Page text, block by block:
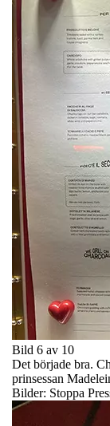
Bild 6 av 10
Det började bra.
prinsessan
Bilder: Stoppa